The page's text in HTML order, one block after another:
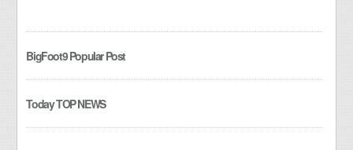
BigFoot9 Popular Post
Today TOP NEWS